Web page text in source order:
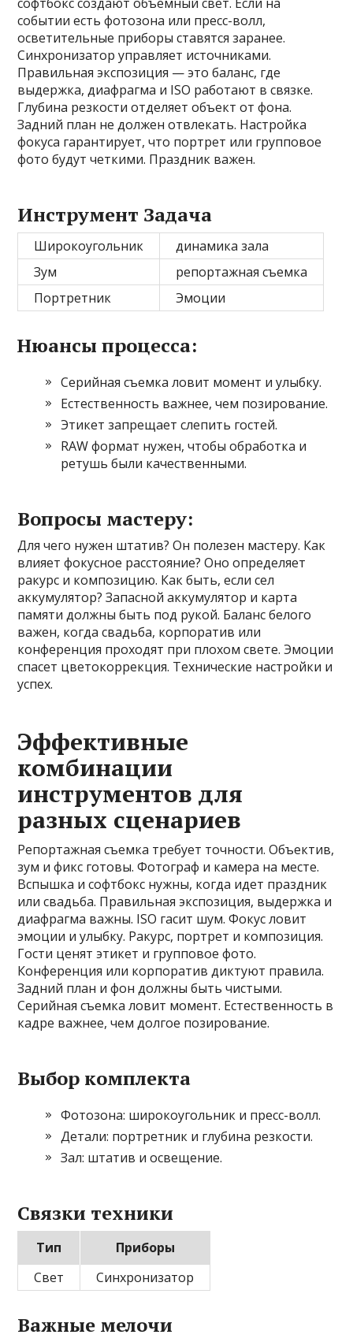
событии есть фотозона или пресс-волл,
осветительные приборы ставятся заранее.
Синхронизатор управляет источниками.
Правильная экспозиция — это баланс, где
выдержка, диафрагма и ISO работают в связке.
Глубина резкости отделяет объект от фона.
Задний план не должен отвлекать. Настройка
фокуса гарантирует, что портрет или групповое
фото будут четкими. Праздник важен.
Инструмент Задача
Широкоугольник
динамика зала
Зум
репортажная съемка
Портретник
Эмоции
Нюансы процесса:
Серийная съемка ловит момент и улыбку.
Естественность важнее, чем позирование.
Этикет запрещает слепить гостей.
RAW формат нужен, чтобы обработка и
ретушь были качественными.
Вопросы мастеру:
Для чего нужен штатив? Он полезен мастеру. Как
влияет фокусное расстояние? Оно определяет
ракурс и композицию. Как быть, если сел
аккумулятор? Запасной аккумулятор и карта
памяти должны быть под рукой. Баланс белого
важен, когда свадьба, корпоратив или
конференция проходят при плохом свете. Эмоции
спасет цветокоррекция. Технические настройки и
успех.
Эффективные
комбинации
инструментов для
разных сценариев
Репортажная съемка требует точности. Объектив,
зум и фикс готовы. Фотограф и камера на месте.
Вспышка и софтбокс нужны, когда идет праздник
или свадьба. Правильная экспозиция, выдержка и
диафрагма важны. ISO гасит шум. Фокус ловит
эмоции и улыбку. Ракурс, портрет и композиция.
Гости ценят этикет и групповое фото.
Конференция или корпоратив диктуют правила.
Задний план и фон должны быть чистыми.
Серийная съемка ловит момент. Естественность в
кадре важнее, чем долгое позирование.
Выбор комплекта
Фотозона: широкоугольник и пресс-волл.
Детали: портретник и глубина резкости.
Зал: штатив и освещение.
Связки техники
Тип
Приборы
Свет
Синхронизатор
Важные мелочи